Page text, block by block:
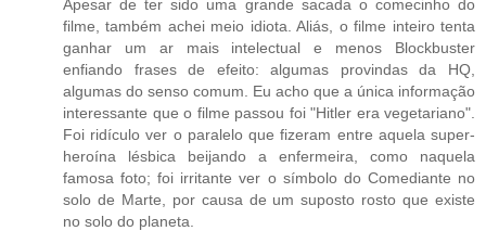
Apesar de ter sido uma grande sacada o comecinho do
filme, também achei meio idiota. Aliás, o filme inteiro tenta
ganhar um ar mais intelectual e menos Blockbuster
enfiando frases de efeito: algumas provindas da HQ,
algumas do senso comum. Eu acho que a única informação
interessante que o filme passou foi "Hitler era vegetariano".
Foi ridículo ver o paralelo que fizeram entre aquela super-
heroína lésbica beijando a enfermeira, como naquela
famosa foto; foi irritante ver o símbolo do Comediante no
solo de Marte, por causa de um suposto rosto que existe
no solo do planeta.